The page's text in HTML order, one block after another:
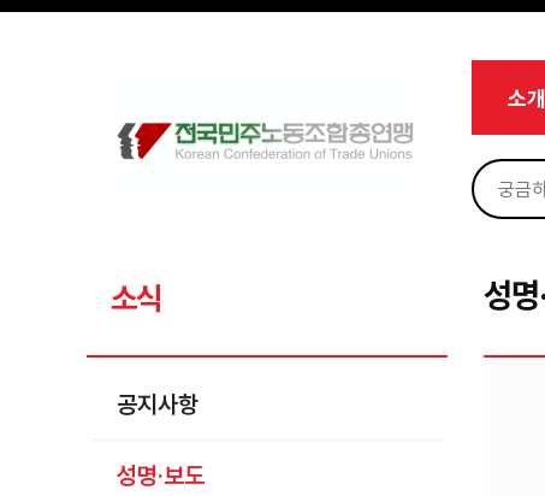
메뉴 건너뛰기
소개
소식
공지사항
성명·보도
성명
Sketchbook5, 스케치북5